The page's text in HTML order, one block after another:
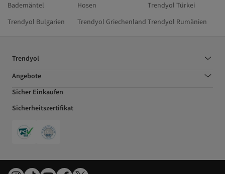
Bademäntel
Hosen
Trendyol Türkei
Trendyol Bulgarien
Trendyol Griechenland Trendyol Rumänien
Trendyol
Angebote
Sicher Einkaufen
Sicherheitszertifikat